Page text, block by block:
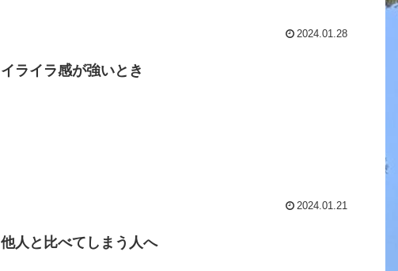
2024.01.28
イライラ感が強いとき
2024.01.21
他人と比べてしまう人へ